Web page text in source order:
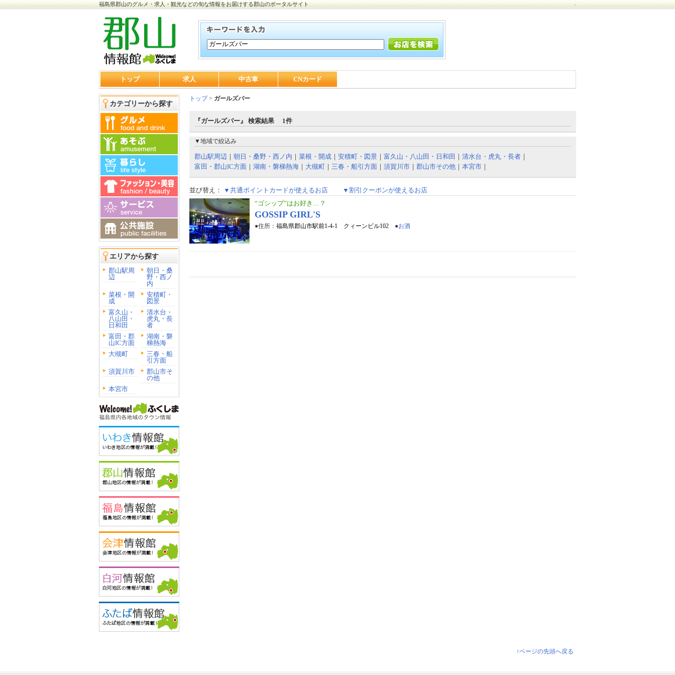
福島県郡山のグルメ・求人・観光などの旬な情報をお届けする郡山のポータルサイト
トップ 求人 中古車 CNカード
カテゴリーから探す
エリアから探す
郡山駅周
辺
朝日・桑
野・西ノ
内
菜根・開
成
安積町・
図景
富久山・
八山田・
日和田
清水台・
虎丸・長
者
富田・郡
山IC方面
湖南・磐
梯熱海
大槻町
三春・船
引方面
須賀川市
郡山市そ
の他
本宮市
トップ> ガールズバー
『ガールズバー』 検索結果 1件
▼地域で絞込み
郡山駅周辺 ｜ 朝日・桑野・西ノ内 ｜ 菜根・開成 ｜ 安積町・図景 ｜ 富久山・八山田・日和田 ｜ 清水台・虎丸・長者 ｜
富田・郡山IC方面 ｜ 湖南・磐梯熱海 ｜ 大槻町 ｜ 三春・船引方面 ｜ 須賀川市 ｜ 郡山市その他 ｜ 本宮市 ｜
並び替え： ▼共通ポイントカードが使えるお店
▼割引クーポンが使えるお店
“ゴシップ”はお好き…？
GOSSIP GIRL'S
●住所： 福島県郡山市駅前1-4-1 クィーンビル102 ●お酒
↑ページの先頭へ戻る